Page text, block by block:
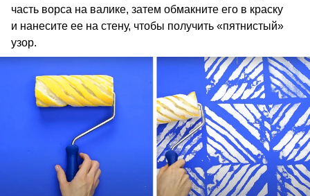
часть ворса на валике, затем обмакните его в краску
и нанесите ее на стену, чтобы получить «пятнистый»
узор.